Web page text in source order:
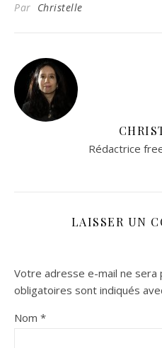
Par Christelle
Rédactrice
LAISSER UN
Votre adresse e-mail ne sera
obligatoires sont indiqués
Nom *